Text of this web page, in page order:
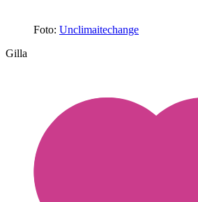
Foto: Unclimaitechange
Gilla